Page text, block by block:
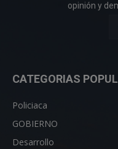
opinión y
CATEGORIAS
Policiaca
GOBIERNO
Desarrollo